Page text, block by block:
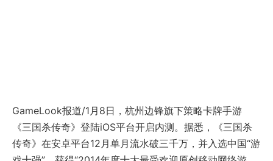
GameLook报道/1月8日，杭州边锋旗下策略卡牌手游
《三国杀传奇》登陆iOS平台开启内测。据悉，《三国杀
传奇》在安卓平台12月单月流水破三千万，并入选中国“游